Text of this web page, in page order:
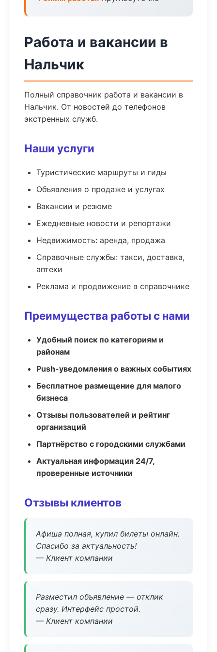
Работа и вакансии в
Нальчик
Полный справочник работа и вакансии в
Нальчик. От новостей до телефонов
экстренных служб.
Наши услуги
Туристические маршруты и гиды
Объявления о продаже и услугах
Вакансии и резюме
Ежедневные новости и репортажи
Недвижимость: аренда, продажа
Справочные службы: такси, доставка,
аптеки
Реклама и продвижение в справочнике
Преимущества работы с нами
Удобный поиск по категориям и
районам
Push-уведомления о важных событиях
Бесплатное размещение для малого
бизнеса
Отзывы пользователей и рейтинг
организаций
Партнёрство с городскими службами
Актуальная информация 24/7,
проверенные источники
Отзывы клиентов
Афиша полная, купил билеты онлайн.
Спасибо за актуальность!
— Клиент компании
Разместил объявление — отклик
сразу. Интерфейс простой.
— Клиент компании